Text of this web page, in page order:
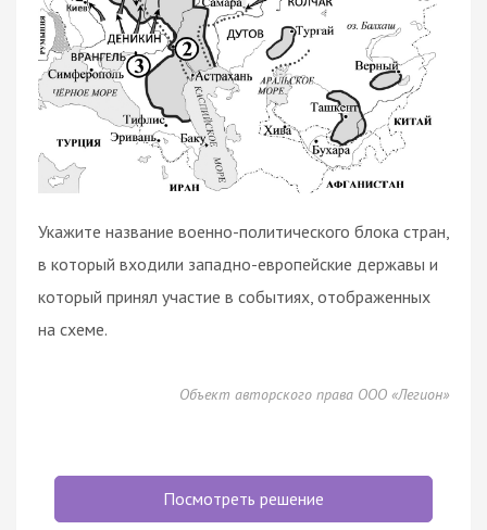
Укажите название военно-политического блока стран,
в который входили западно-европейские державы и
который принял участие в событиях, отображенных
на схеме.
Объект авторского права ООО «Легион»
Посмотреть решение